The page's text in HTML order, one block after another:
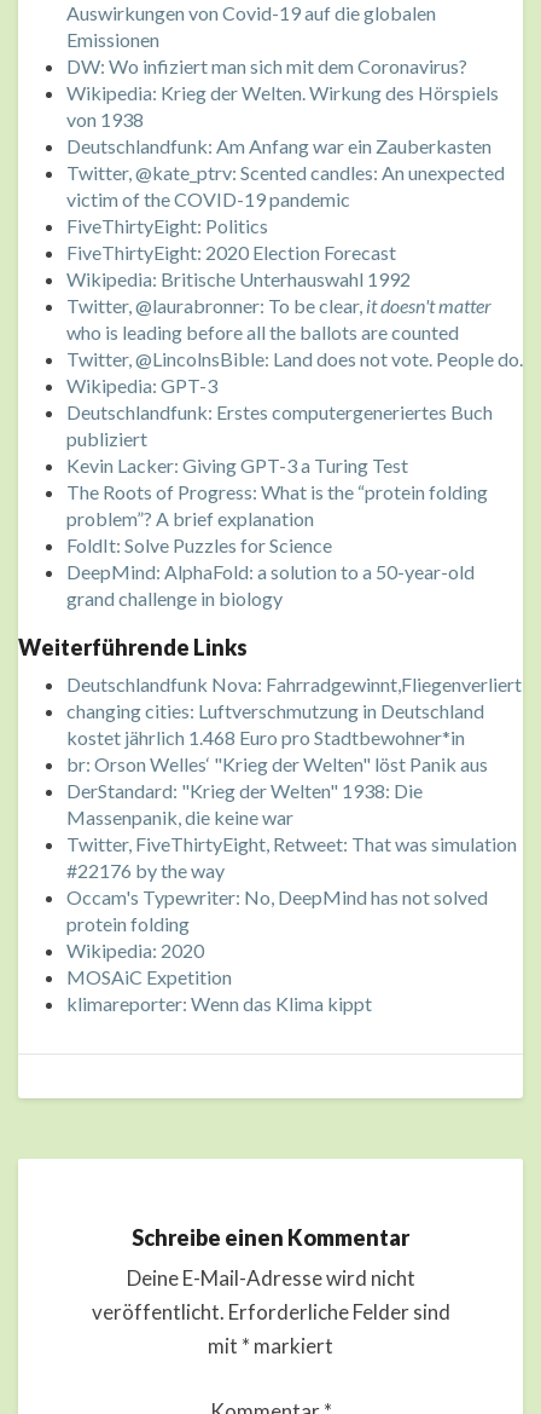
Auswirkungen von Covid-19 auf die globalen
Emissionen
DW: Wo infiziert man sich mit dem Coronavirus?
Wikipedia: Krieg der Welten. Wirkung des Hörspiels
von 1938
Deutschlandfunk: Am Anfang war ein Zauberkasten
Twitter, @kate_ptrv: Scented candles: An unexpected
victim of the COVID-19 pandemic
FiveThirtyEight: Politics
FiveThirtyEight: 2020 Election Forecast
Wikipedia: Britische Unterhauswahl 1992
Twitter, @laurabronner: To be clear, it doesn't matter
who is leading before all the ballots are counted
Twitter, @LincolnsBible: Land does not vote. People do.
Wikipedia: GPT-3
Deutschlandfunk: Erstes computergeneriertes Buch
publiziert
Kevin Lacker: Giving GPT-3 a Turing Test
The Roots of Progress: What is the “protein folding
problem”? A brief explanation
FoldIt: Solve Puzzles for Science
DeepMind: AlphaFold: a solution to a 50-year-old
grand challenge in biology
Weiterführende Links
Deutschlandfunk Nova: Fahrradgewinnt,Fliegenverliert
changing cities: Luftverschmutzung in Deutschland
kostet jährlich 1.468 Euro pro Stadtbewohner*in
br: Orson Welles‘ "Krieg der Welten" löst Panik aus
DerStandard: "Krieg der Welten" 1938: Die
Massenpanik, die keine war
Twitter, FiveThirtyEight, Retweet: That was simulation
#22176 by the way
Occam's Typewriter: No, DeepMind has not solved
protein folding
Wikipedia: 2020
MOSAiC Expetition
klimareporter: Wenn das Klima kippt
Schreibe einen Kommentar
Deine E-Mail-Adresse wird nicht
veröffentlicht. Erforderliche Felder sind
mit * markiert